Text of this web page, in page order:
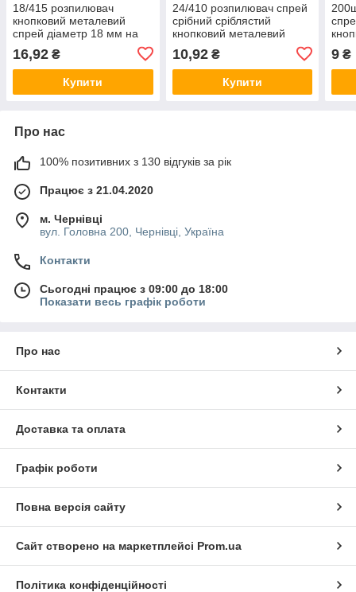
18/415 розпилювач
кнопковий металевий
спрей діаметр 18 мм на
флакон об'ємом 15 мл -
100 мл
16,92 ₴
Купити
24/410 розпилювач спрей
срібний сріблястий
кнопковий металевий
діаметр 24 мм на флакон
об'ємом 50 мл - 500 мл
10,92₴
Купити
9 ₴
Про нас
100% позитивних з 130 відгуків за рік
Працює з 21.04.2020
м. Чернівці
вул. Головна 200, Чернівці, Україна
Контакти
Сьогодні працює з 09:00 до 18:00
Показати весь графік роботи
Про нас
Контакти
Доставка та оплата
Графік роботи
Повна версія сайту
Сайт створено на маркетплейсі Prom.ua
Політика конфіденційності